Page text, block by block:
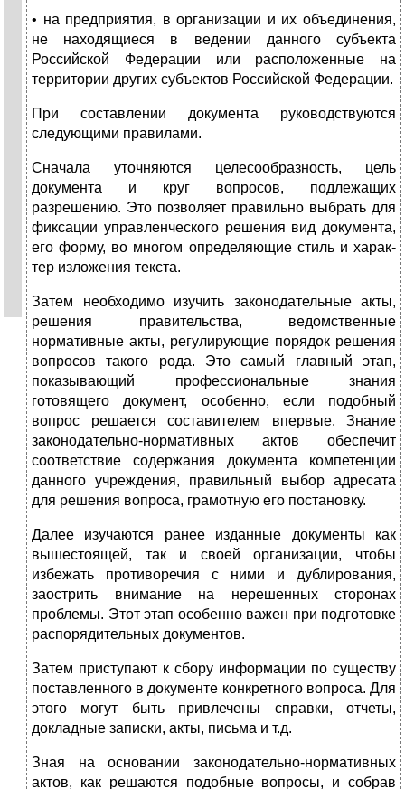
• на предприятия, в организации и их объединения,
не на­ходящиеся в ведении данного субъекта
Российской Феде­рации или расположенные на
территории других субъек­тов Российской Федерации.
При составлении документа руководствуются
следующими правилами.
Сначала уточняются целесообразность, цель
документа и круг вопросов, подлежащих
разрешению. Это позволяет пра­вильно выбрать для
фиксации управленческого решения вид документа,
его форму, во многом определяющие стиль и харак­
тер изложения текста.
Затем необходимо изучить законодательные акты,
решения правительства, ведомственные
нормативные акты, регулирую­щие порядок решения
вопросов такого рода. Это самый глав­ный этап,
показывающий профессиональные знания
готовящего документ, особенно, если подобный
вопрос решается составите­лем впервые. Знание
законодательно-нормативных актов обес­печит
соответствие содержания документа компетенции
данного учреждения, правильный выбор адресата
для решения вопроса, грамотную его постановку.
Далее изучаются ранее изданные документы как
вышестоя­щей, так и своей организации, чтобы
избежать противоречия с ними и дублирования,
заострить внимание на нерешенных сто­ронах
проблемы. Этот этап особенно важен при подготовке
рас­порядительных документов.
Затем приступают к сбору информации по существу
поставлен­ного в документе конкретного вопроса. Для
этого могут быть при­влечены справки, отчеты,
докладные записки, акты, письма и т.д.
Зная на основании законодательно-нормативных
актов, как решаются подобные вопросы, и собрав